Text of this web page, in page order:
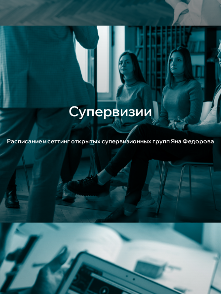
Супервизии
Расписание и сеттинг открытых супервизионных групп Яна Федорова